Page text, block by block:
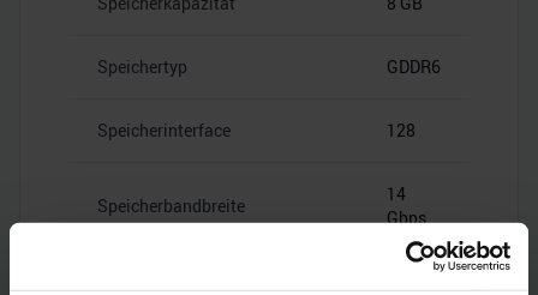
Speichertyp GDDR6
Speicherinterface 128
Speicherbandbreite
14
Gbps